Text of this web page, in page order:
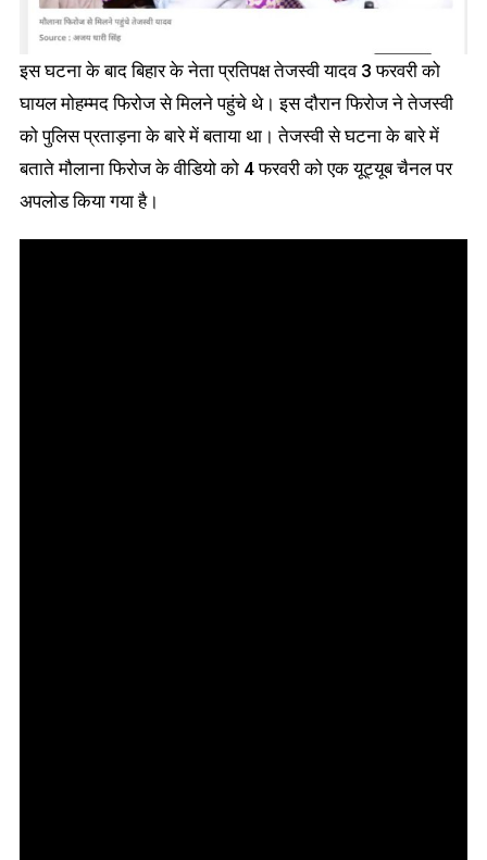
इस घटना के बाद बिहार के नेता प्रतिपक्ष तेजस्वी यादव 3 फरवरी को
घायल मोहम्मद फिरोज से मिलने पहुंचे थे। इस दौरान फिरोज ने तेजस्वी
को पुलिस प्रताड़ना के बारे में बताया था। तेजस्वी से घटना के बारे में
बताते मौलाना फिरोज के वीडियो को 4 फरवरी को एक यूट्यूब चैनल पर
अपलोड किया गया है।